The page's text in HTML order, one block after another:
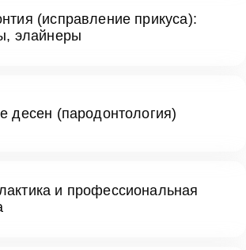
(исправление прикуса):
элайнеры
десен (пародонтология)
и профессиональная